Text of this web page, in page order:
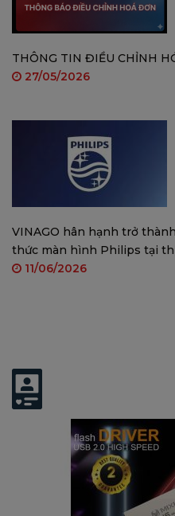
THÔNG TIN ĐIỀU CHỈNH
27/05/2026
VINAGO hân hạnh trở
thức màn hình Philips tại
11/06/2026